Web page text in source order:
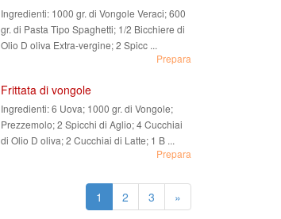
Ingredienti: 1000 gr. di Vongole Veraci; 600
gr. di Pasta Tipo Spaghetti; 1/2 Bicchiere di
Olio D oliva Extra-vergine; 2 Spicc ...
Prepara
Frittata di vongole
Ingredienti:6 Uova; 1000 gr. di Vongole;
Prezzemolo; 2 Spicchi di Aglio; 4 Cucchiai
di Olio D oliva; 2 Cucchiai di Latte; 1 B ...
Prepara
1 2 3 »